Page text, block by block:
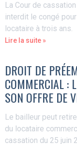
La Cour de
interdit le congé
locataire à trois ans.
Lire la suite »
DROIT DE
COMMERCIAL :
SON OFFRE DE
Le bailleur peut
du locataire
cassation du 25 juin